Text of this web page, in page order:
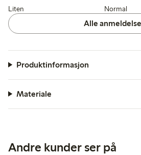
Liten Normal
Alle
Produktinformasjon
Materiale
Andre kunder ser på